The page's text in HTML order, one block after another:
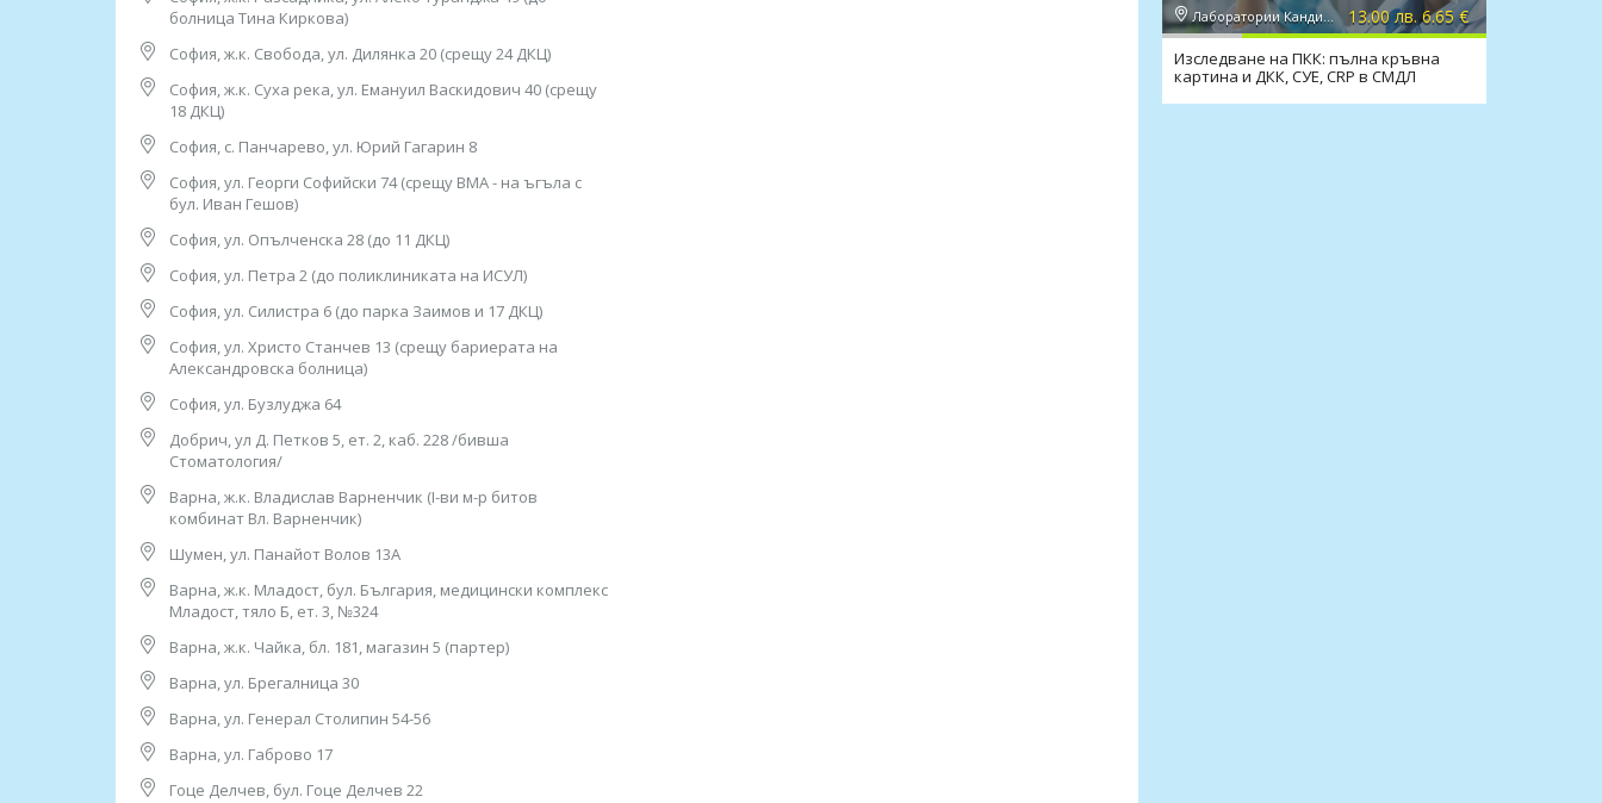
• Киноа;
• Чия (семена);
• Бадем, фъстък, кашу;
• Грах, леща, нахут, бял и зелен боб;
• Ленено семе;
• Хлебна мая;
• Царевица;
• Твърда пшеница;
• Глутен;
• Ръж, ечемик, овес;
• Ориз;
• Пшеница;
• Мед.
****
Контакти:
1. София, ул. “Бузлуджа” 64
тел: 0885 252 467, 02/952 21 36
Работно време:
07.30ч до 19.00ч /от понеделник до петък/;
8.30ч-14.30ч /събота и неделя/
2. София, бул. “Патриарх Евтимий" 1
болница Тина Киркова)
София, ж.к. Свобода, ул. Дилянка 20 (срещу 24 ДКЦ)
София, ж.к. Суха река, ул. Емануил Васкидович 40 (срещу
18 ДКЦ)
София, с. Панчарево, ул. Юрий Гагарин 8
София, ул. Георги Софийски 74 (срещу ВМА - на ъгъла с
бул. Иван Гешов)
София, ул. Опълченска 28 (до 11 ДКЦ)
София, ул. Петра 2 (до поликлиниката на ИСУЛ)
София, ул. Силистра 6 (до парка Заимов и 17 ДКЦ)
София, ул. Христо Станчев 13 (срещу бариерата на
Александровска болница)
София, ул. Бузлуджа 64
Добрич, ул Д. Петков 5, ет. 2, каб. 228 /бивша
Стоматология/
Варна, ж.к. Владислав Варненчик (I-ви м-р битов
комбинат Вл. Варненчик)
Шумен, ул. Панайот Волов 13А
Варна, ж.к. Младост, бул. България, медицински комплекс
Младост, тяло Б, ет. 3, №324
Варна, ж.к. Чайка, бл. 181, магазин 5 (партер)
Варна, ул. Брегалница 30
Варна, ул. Генерал Столипин 54-56
Варна, ул. Габрово 17
Гоце Делчев, бул. Гоце Делчев 22
Лаборатории Кандиларов 13.00 лв. 6.65 €
Изследване на ПКК: пълна кръвна
картина и ДКК, СУЕ, CRP в СМДЛ